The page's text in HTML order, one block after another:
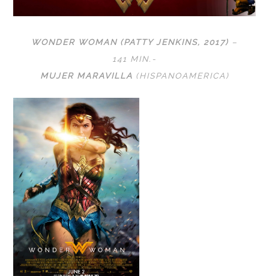
WONDER WOMAN (PATTY JENKINS, 2017) –
141 MIN.-
MUJER MARAVILLA (HISPANOAMERICA)